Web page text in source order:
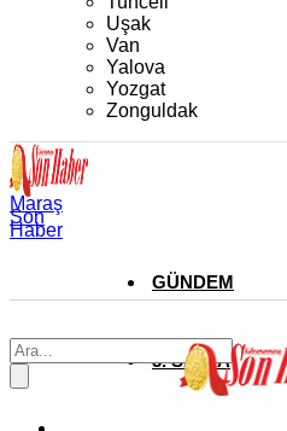
Uşak
Van
Yalova
Yozgat
Zonguldak
Maraş
Son
Haber
GÜNDEM
3. SAYFA